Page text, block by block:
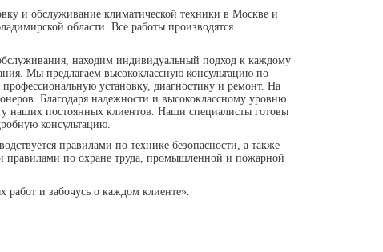
и обслуживание климатической техники в Москве и
области. Все работы производятся
находим индивидуальный подход к каждому
Мы предлагаем высококлассную консультацию по
установку, диагностику и ремонт. На
Благодаря надежности и высококлассному уровню
наших постоянных клиентов. Наши специалисты готовы
консультацию.
правилами по технике безопасности, а также
по охране труда, промышленной и пожарной
и забочусь о каждом клиенте».